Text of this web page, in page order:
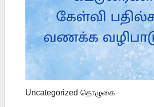
Uncategorized தொழுகை